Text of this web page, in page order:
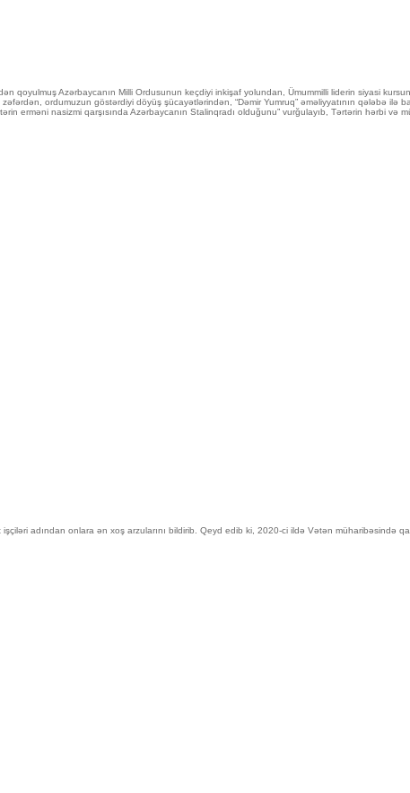
Azərbaycanın Milli Ordusunun keçdiyi inkişaf yolundan, Ümummilli liderin siyasi
ordumuzun göstərdiyi döyüş şücayətlərindən, “Dəmir Yumruq” əməliyyatının qələbə ilə
erməni nasizmi qarşısında Azərbaycanın Stalinqradı olduğunu” vurğulayıb, Tərtərin hərbi və
adından onlara ən xoş arzularını bildirib. Qeyd edib ki, 2020-ci ildə Vətən müharibəsində